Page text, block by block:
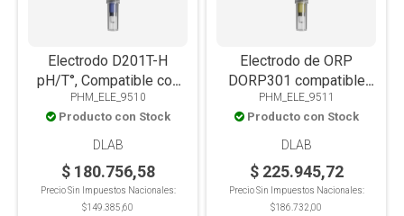
Electrodo D201T-H
pH/T°, Compatible con
Línea Portátil
PHM_ELE_9510
Producto con Stock
DLAB
$ 180.756,58
Precio Sin Impuestos Nacionales:
$149.385,60
Electrodo de ORP
DORP301 compatible
con equipos de la Línea
Portátil y Mesada
PHM_ELE_9511
Producto con Stock
DLAB
$ 225.945,72
Precio Sin Impuestos Nacionales:
$186.732,00